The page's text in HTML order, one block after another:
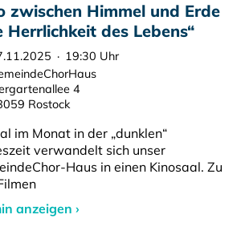
zwischen Himmel und Erde
Herrlichkeit des Lebens“
· 19:30 Uhr
4
Rostock
im Monat in der „dunklen“
verwandelt sich unser
Haus in einen Kinosaal. Zu
anzeigen ›